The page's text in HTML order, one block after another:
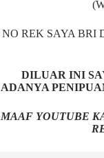
NO REK SAYA BRI
DILUAR INI
ADANYA
MAAF YOUTUBE